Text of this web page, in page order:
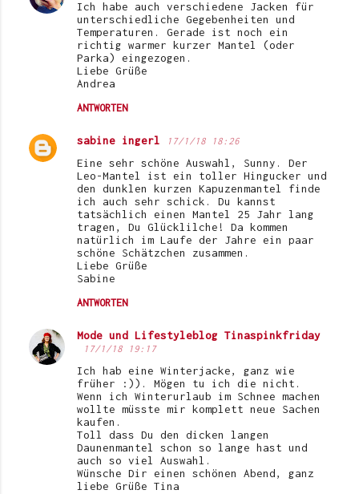
Ich habe auch verschiedene Jacken für
unterschiedliche Gegebenheiten und
Temperaturen. Gerade ist noch ein
richtig warmer kurzer Mantel (oder
Parka) eingezogen.
Liebe Grüße
Andrea
ANTWORTEN
sabine ingerl 17/1/18 18:26
Eine sehr schöne Auswahl, Sunny. Der
Leo-Mantel ist ein toller Hingucker und
den dunklen kurzen Kapuzenmantel finde
ich auch sehr schick. Du kannst
tatsächlich einen Mantel 25 Jahr lang
tragen, Du Glücklilche! Da kommen
natürlich im Laufe der Jahre ein paar
schöne Schätzchen zusammen.
Liebe Grüße
Sabine
ANTWORTEN
Mode und Lifestyleblog Tinaspinkfriday
17/1/18 19:17
Ich hab eine Winterjacke, ganz wie
früher :)). Mögen tu ich die nicht.
Wenn ich Winterurlaub im Schnee machen
wollte müsste mir komplett neue Sachen
kaufen.
Toll dass Du den dicken langen
Daunenmantel schon so lange hast und
auch so viel Auswahl.
Wünsche Dir einen schönen Abend, ganz
liebe Grüße Tina